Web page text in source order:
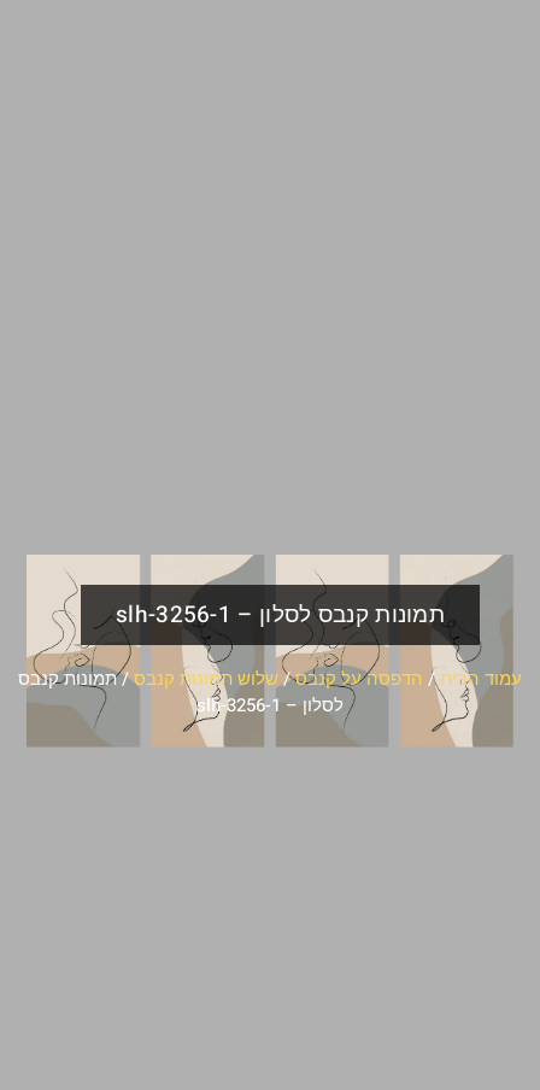
תמונות קנבס לסלון – slh-3256-1
עמוד הבית/ הדפסה על קנבס/שלוש תמונות קנבס/ תמונות קנבס
לסלון – slh-3256-1